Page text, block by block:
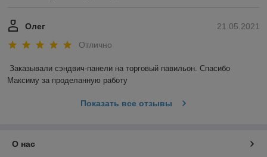
21.05.2021
Олег
Отлично
Заказывали сэндвич-панели на торговый павильон. Спасибо
Максиму за проделанную работу
Показать все отзывы
О нас